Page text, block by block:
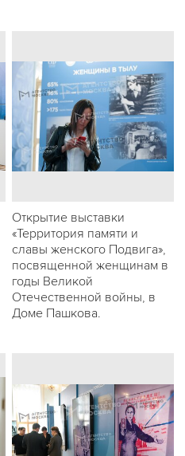
Открытие выставки
«Территория памяти и
славы женского Подвига»,
посвященной женщинам в
годы Великой
Отечественной войны, в
Доме Пашкова.